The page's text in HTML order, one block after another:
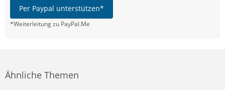
Per Paypal unterstützen*
*Weiterleitung zu PayPal.Me
Ähnliche Themen